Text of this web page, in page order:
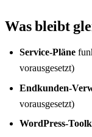
Was bleibt
Service-Pläne
vorausgesetzt)
Endkunden-
vorausgesetzt)
WordPress-